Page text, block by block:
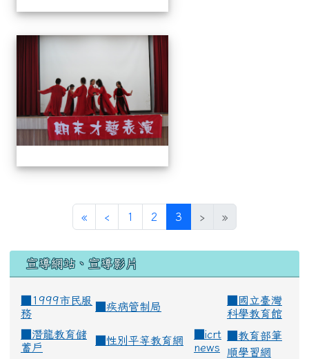
« ‹ 1 2 3 (current)
› »
宣導網站、宣導影片
■1999市民服
務
疾病管制局
國立臺灣
科學教育館
潛龍教育儲
蓄戶
性別平等教育網
icrt
news
教育部筆
順學習網